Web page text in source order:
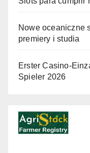
Nowe oceaniczne
premiery i studia
Erster Casino-
Spieler 2026